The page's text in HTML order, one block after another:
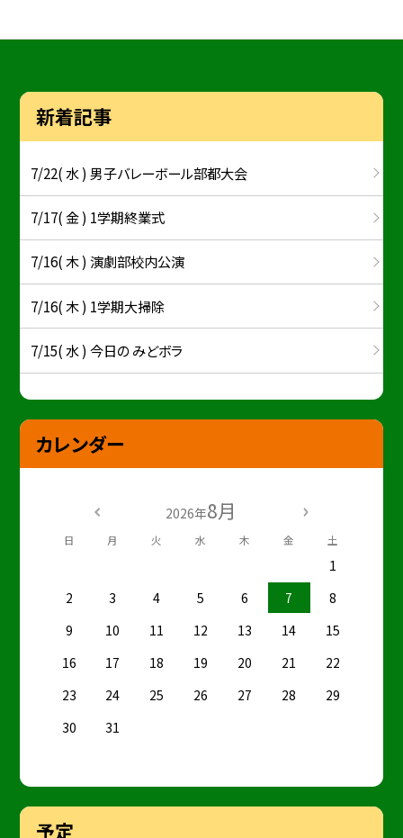
新着記事
7/22( 水 ) 男子バレーボール部都大会
7/17( 金 ) 1学期終業式
7/16( 木 ) 演劇部校内公演
7/16( 木 ) 1学期大掃除
7/15( 水 ) 今日の みどボラ
カレンダー
2026年8月
日 月 火 水 木 金 土
1
2
3 4 5 6 7
8
9
10 11 12 13 14
15
16
17 18 19 20 21
22
23
24 25 26 27 28
29
30
31
予定